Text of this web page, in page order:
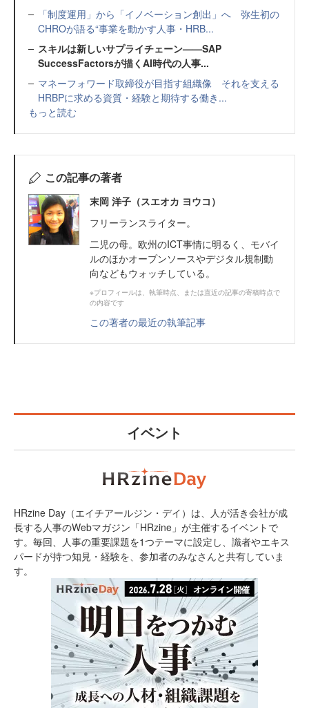
「制度運用」から「イノベーション創出」へ 弥生初の
CHROが語る“事業を動かす人事・HRB...
スキルは新しいサプライチェーン——SAP
SuccessFactorsが描くAI時代の人事...
マネーフォワード取締役が目指す組織像 それを支える
HRBPに求める資質・経験と期待する働き...
もっと読む
この記事の著者
末岡 洋子（スエオカ ヨウコ）
フリーランスライター。
二児の母。欧州のICT事情に明るく、モバイ
ルのほかオープンソースやデジタル規制動
向などもウォッチしている。
※プロフィールは、執筆時点、または直近の記事の寄稿時点で
の内容です
この著者の最近の執筆記事
イベント
HRzine Day（エイチアールジン・デイ）は、人が活き会社が成
長する人事のWebマガジン「HRzine」が主催するイベントで
す。毎回、人事の重要課題を1つテーマに設定し、識者やエキス
パードが持つ知見・経験を、参加者のみなさんと共有していま
す。